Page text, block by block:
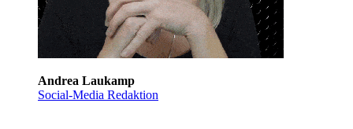
Andrea Laukamp
Social-Media Redaktion